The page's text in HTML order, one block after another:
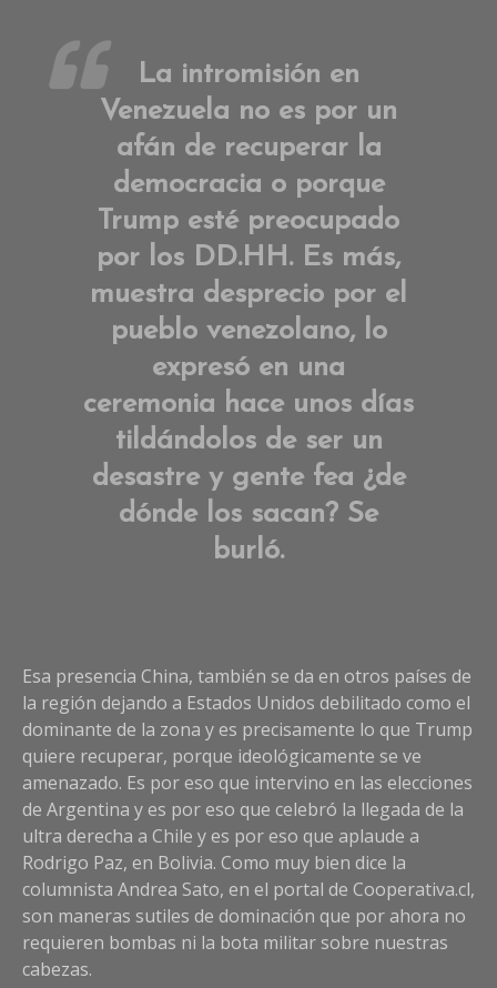
La intromisión en
Venezuela no es por un
afán de recuperar la
democracia o porque
Trump esté preocupado
por los DD.HH. Es más,
muestra desprecio por el
pueblo venezolano, lo
expresó en una
ceremonia hace unos días
tildándolos de ser un
desastre y gente fea ¿de
dónde los sacan? Se
burló.
Esa presencia China, también se da en otros países de
la región dejando a Estados Unidos debilitado como el
dominante de la zona y es precisamente lo que Trump
quiere recuperar, porque ideológicamente se ve
amenazado. Es por eso que intervino en las elecciones
de Argentina y es por eso que celebró la llegada de la
ultra derecha a Chile y es por eso que aplaude a
Rodrigo Paz, en Bolivia. Como muy bien dice la
columnista Andrea Sato, en el portal de Cooperativa.cl,
son maneras sutiles de dominación que por ahora no
requieren bombas ni la bota militar sobre nuestras
cabezas.